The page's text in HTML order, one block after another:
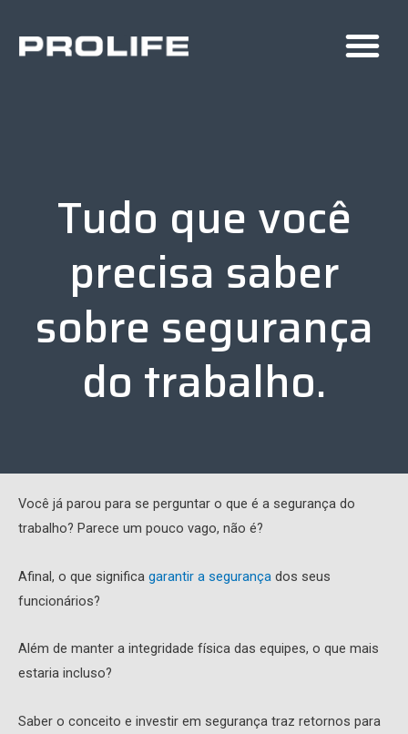
Tudo que você
precisa saber
sobre segurança
do trabalho.
Você já parou para se perguntar o que é a segurança do
trabalho? Parece um pouco vago, não é?
Afinal, o que significa garantir a segurança dos seus
funcionários?
Além de manter a integridade física das equipes, o que mais
estaria incluso?
Saber o conceito e investir em segurança traz retornos para